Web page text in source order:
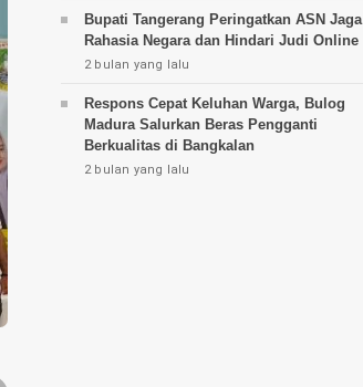
Bupati Tangerang Peringatkan ASN Jaga
Rahasia Negara dan Hindari Judi Online
2 bulan yang lalu
Respons Cepat Keluhan Warga, Bulog
Madura Salurkan Beras Pengganti
Berkualitas di Bangkalan
2 bulan yang lalu